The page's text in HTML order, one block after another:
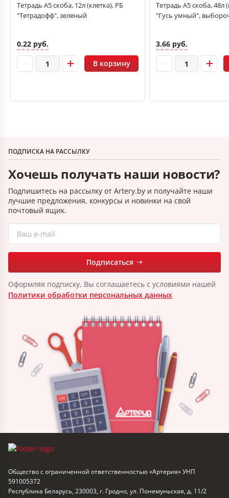
Тетрадь А5 скоба, 12л (клетка), РБ
"Тетрадофф", зеленый
0.22 руб.
В корзину
Тетрадь А5 скоба, 48л
"Гусь умный",
3.66 руб.
ПОДПИСКА НА РАССЫЛКУ
Хочешь получать наши новости?
Подпишитесь на рассылку от Artery.by и получайте наши
лучшие предложения, конкурсы и новинки на свой
почтовый ящик.
Подписаться
Оформляя подписку, Вы соглашаетесь с условиями нашей
Политики обработки персональных данных
Общество с ограниченной ответственностью «Артерия» УНП
591005372
Республика Беларусь, 230003, г. Гродно, ул. Понемуньская, д. 11/2